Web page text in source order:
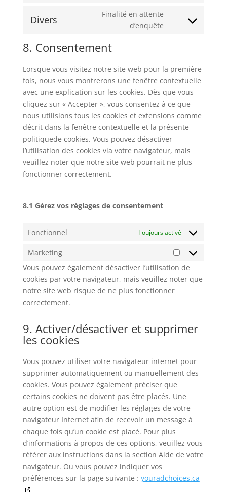
service
Divers
Finalité en attente
d’enquête
Consent
8. Consentement
Lorsque vous visitez notre site web pour la première
fois, nous vous montrerons une fenêtre contextuelle
avec une explication sur les cookies. Dès que vous
cliquez sur « Accepter », vous consentez à ce que
nous utilisions tous les cookies et extensions comme
décrit dans la fenêtre contextuelle et la présente
politiquede cookies. Vous pouvez désactiver
l’utilisation des cookies via votre navigateur, mais
veuillez noter que notre site web pourrait ne plus
fonctionner correctement.
8.1 Gérez vos réglages de consentement
Fonctionnel Toujours activé
Marketing
Marketing
Vous pouvez également désactiver l’utilisation de
cookies par votre navigateur, mais veuillez noter que
notre site web risque de ne plus fonctionner
correctement.
9. Activer/désactiver et supprimer
les cookies
Vous pouvez utiliser votre navigateur internet pour
supprimer automatiquement ou manuellement des
cookies. Vous pouvez également préciser que
certains cookies ne doivent pas être placés. Une
autre option est de modifier les réglages de votre
navigateur Internet afin de recevoir un message à
chaque fois qu’un cookie est placé. Pour plus
d’informations à propos de ces options, veuillez vous
référer aux instructions dans la section Aide de votre
navigateur. Ou vous pouvez indiquer vos
préférences sur la page suivante : youradchoices.ca